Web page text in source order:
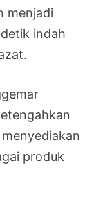
menjadi
indah
produk